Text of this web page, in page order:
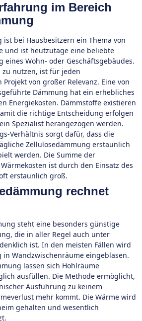
im Bereich
ist bei Hausbesitzern ein Thema von
und ist heutzutage eine beliebte
eines Wohn- oder Geschäftsgebäudes.
nutzen, ist für jeden
von großer Relevanz. Eine von
Dämmung hat ein erhebliches
Energiekosten. Dämmstoffe existieren
die richtige Entscheidung erfolgen
Spezialist herangezogen werden.
Verhältnis sorgt dafür, dass die
Zellulosedämmung erstaunlich
werden. Die Summe der
ist durch den Einsatz des
erstaunlich groß.
rechnet
steht eine besonders günstige
die in aller Regel auch unter
ist. In den meisten Fällen wird
Wandzwischenräume eingeblasen.
lassen sich Hohlräume
ausfüllen. Die Methode ermöglicht,
Ausführung zu keinem
mehr kommt. Die Wärme wird
gehalten und wesentlich